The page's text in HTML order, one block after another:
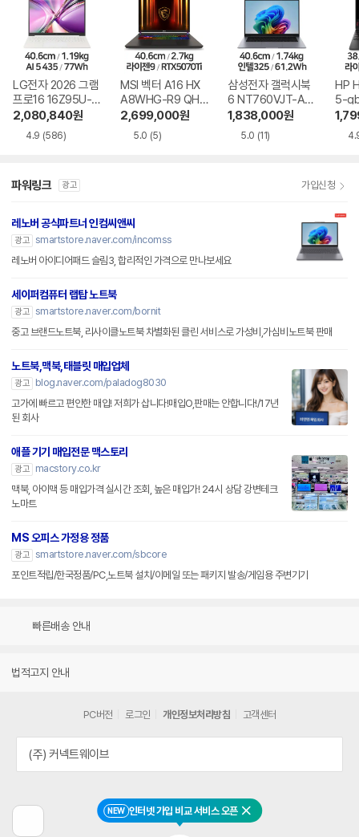
NEW 인터넷 가입 비교 서비스 오픈 닫기
LG전자 2026 그램
프로16 16Z95U-G
S5WK
2,080,840원
4.9 (586)
MSI 벡터 A16 HX
A8WHG-R9 QHD
+
2,699,000원
5.0 (5)
삼성전자 갤럭시북
6 NT760VJT-A51
A
1,838,000원
5.0 (11)
HP
5-
파워링크 광고 가입신청
레노버 공식파트너 인컴씨앤씨
광고 smartstore.naver.com/incomss
레노버 아이디어패드 슬림3, 합리적인 가격으로 만나보세요
세이퍼컴퓨터 랩탑 노트북
광고 smartstore.naver.com/bornit
중고 브랜드노트북, 리사이클노트북 차별화된 클린 서비스로 가성비,가심비노트북 판매
노트북,맥북,태블릿 매입업체
광고
blog.naver.com/paladog8030
고가에 빠르고 편안한 매입! 저희가 삽니다!매입O,판매는 안합니다!/17년
된 회사
애플 기기 매입전문 맥스토리
광고
macstory.co.kr
맥북, 아이맥 등 매입가격 실시간 조회, 높은 매입가! 24시 상담 강변테크
노마트
MS 오피스 가정용 정품
광고 smartstore.naver.com/sbcore
포인트적립/한국정품/PC,노트북 설치/이메일 또는 패키지 발송/게임용 주변기기
빠른배송 안내
법적고지 안내
PC버전 로그인 개인정보처리방침 고객센터
(주) 커넥트웨이브